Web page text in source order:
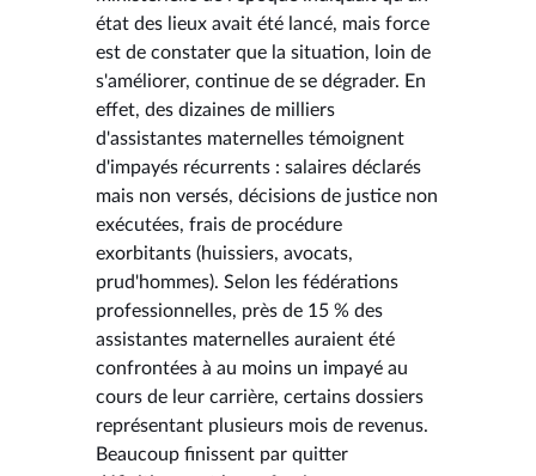
état des lieux avait été lancé, mais force
est de constater que la situation, loin de
s'améliorer, continue de se dégrader. En
effet, des dizaines de milliers
d'assistantes maternelles témoignent
d'impayés récurrents : salaires déclarés
mais non versés, décisions de justice non
exécutées, frais de procédure
exorbitants (huissiers, avocats,
prud'hommes). Selon les fédérations
professionnelles, près de 15 % des
assistantes maternelles auraient été
confrontées à au moins un impayé au
cours de leur carrière, certains dossiers
représentant plusieurs mois de revenus.
Beaucoup finissent par quitter